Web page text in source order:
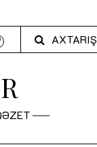
AXTARIŞ